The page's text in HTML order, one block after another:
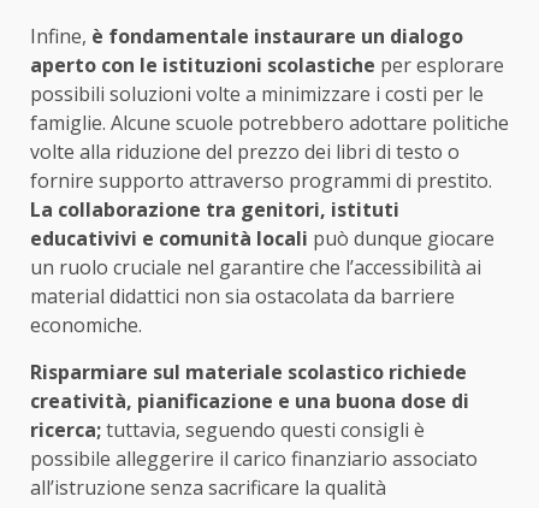
Infine, è fondamentale instaurare un dialogo
aperto con le istituzioni scolastiche per esplorare
possibili soluzioni volte a minimizzare i costi per le
famiglie. Alcune scuole potrebbero adottare politiche
volte alla riduzione del prezzo dei libri di testo o
fornire supporto attraverso programmi di prestito.
La collaborazione tra genitori, istituti
educativivi e comunità locali può dunque giocare
un ruolo cruciale nel garantire che l’accessibilità ai
material didattici non sia ostacolata da barriere
economiche.
Risparmiare sul materiale scolastico richiede
creatività, pianificazione e una buona dose di
ricerca;tuttavia, seguendo questi consigli è
possibile alleggerire il carico finanziario associato
all’istruzione senza sacrificare la qualità